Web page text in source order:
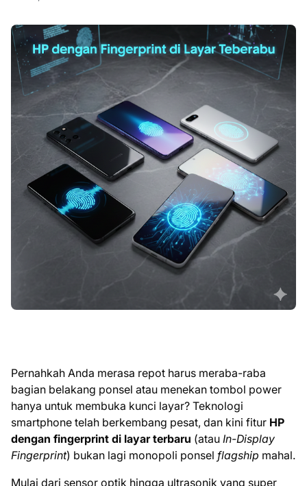
Pernahkah Anda merasa repot harus meraba-raba
bagian belakang ponsel atau menekan tombol power
hanya untuk membuka kunci layar? Teknologi
smartphone telah berkembang pesat, dan kini fitur HP
dengan fingerprint di layar terbaru (atau In-Display
Fingerprint) bukan lagi monopoli ponsel flagship mahal.
Mulai dari sensor optik hingga ultrasonik yang super